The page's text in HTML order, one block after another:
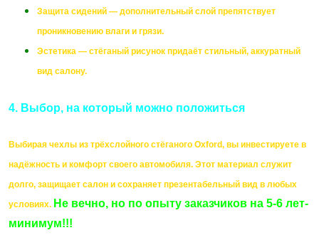
Защита сидений — дополнительный слой препятствует
проникновению влаги и грязи.
Эстетика — стёганый рисунок придаёт стильный, аккуратный
вид салону.
4. Выбор, на который можно положиться
Выбирая чехлы из трёхслойного стёганого Oxford, вы инвестируете в
надёжность и комфорт своего автомобиля. Этот материал служит
долго, защищает салон и сохраняет презентабельный вид в любых
условиях. Не вечно, но по опыту заказчиков на 5-6 лет-
минимум!!!